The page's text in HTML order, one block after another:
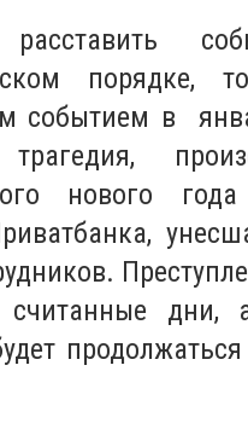
порядке,
событием в
нового
считанные дни,